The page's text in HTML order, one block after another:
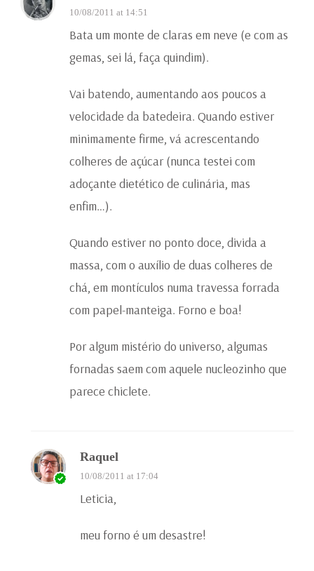
10/08/2011 at 14:51
Bata um monte de claras em neve (e com as
gemas, sei lá, faça quindim).
Vai batendo, aumentando aos poucos a
velocidade da batedeira. Quando estiver
minimamente firme, vá acrescentando
colheres de açúcar (nunca testei com
adoçante dietético de culinária, mas
enfim…).
Quando estiver no ponto doce, divida a
massa, com o auxílio de duas colheres de
chá, em montículos numa travessa forrada
com papel-manteiga. Forno e boa!
Por algum mistério do universo, algumas
fornadas saem com aquele nucleozinho que
parece chiclete.
Raquel
10/08/2011 at 17:04
Leticia,
meu forno é um desastre!